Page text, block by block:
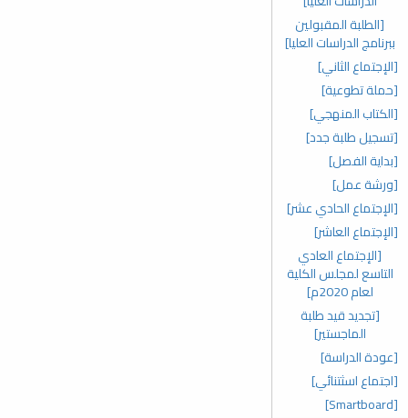
[الطلبة المقبولين
ببرنامج الدراسات العليا]
[الإجتماع الثاني]
[حملة تطوعية]
[الكتاب المنهجي]
[تسجيل طلبة جدد]
[بداية الفصل]
[ورشة عمل]
[الإجتماع الحادي عشر]
[الإجتماع العاشر]
[الإجتماع العادي
التاسع لمجلس الكلية
لعام 2020م]
[تجديد قيد طلبة
الماجستير]
[عودة الدراسة]
[اجتماع اسثتنائي]
[Smartboard]